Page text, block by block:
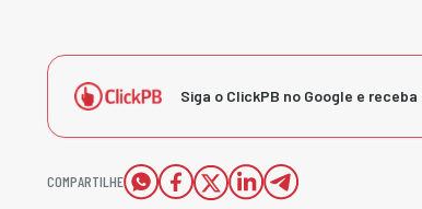
Siga o ClickPB no Google e
COMPARTILHE